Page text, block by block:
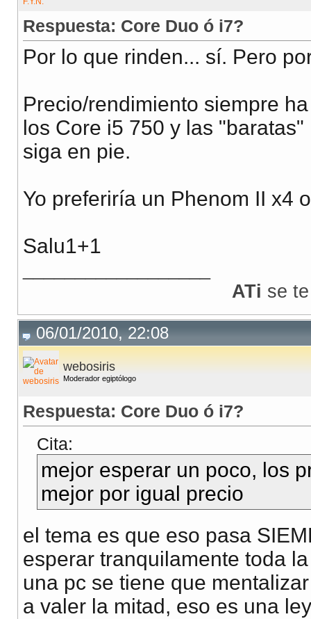
Respuesta: Core Duo ó i7?
Por lo que rinden... sí. Pero
Precio/rendimiento siempre
los Core i5 750 y las
siga en pie.
Yo preferiría un Phenom II x4
Salu1+1
ATi se
06/01/2010, 22:08
webosiris
Moderador egiptólogo
Respuesta: Core Duo ó i7?
Cita:
mejor esperar un poco, los
mejor por igual precio
el tema es que eso pasa
esperar tranquilamente toda
una pc se tiene que
a valer la mitad, eso es una